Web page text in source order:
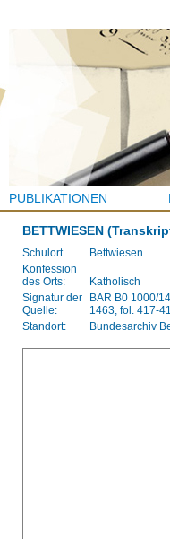
PUBLIKATIONEN
BETTWIESEN
Schulort
Bettwiesen
Konfession
des Orts:
Katholisch
Signatur der
Quelle:
BAR B0 1000/
1463, fol. 417-
Standort:
Bundesarchiv